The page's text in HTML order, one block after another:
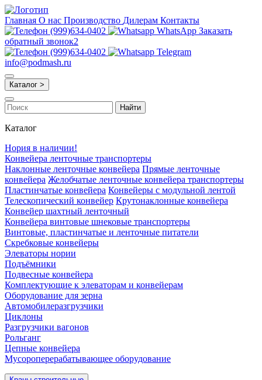
Главная О нас Производство Дилерам Контакты
(999)634-0402
WhatsApp Заказать
обратный звонок2
(999)634-0402
Telegram
info@podmash.ru
Каталог >
Найти
Каталог
Нория в наличии!
Конвейера ленточные транспортеры
Наклонные ленточные конвейера Прямые ленточные
конвейера Желобчатые ленточные конвейера транспортеры
Пластинчатые конвейера Конвейеры с модульной лентой
Телескопический конвейер Крутонаклонные конвейера
Конвейер шахтный ленточный
Конвейера винтовые шнековые транспортеры
Винтовые, пластинчатые и ленточные питатели
Скребковые конвейеры
Элеваторы нории
Подъёмники
Подвесные конвейера
Комплектующие к элеваторам и конвейерам
Оборудование для зерна
Автомобилеразгрузчики
Циклоны
Разгрузчики вагонов
Рольганг
Цепные конвейера
Мусороперерабатывающее оборудование